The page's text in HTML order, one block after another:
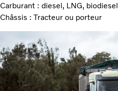
Carburant : diesel, LNG,
Châssis : Tracteur ou porteur